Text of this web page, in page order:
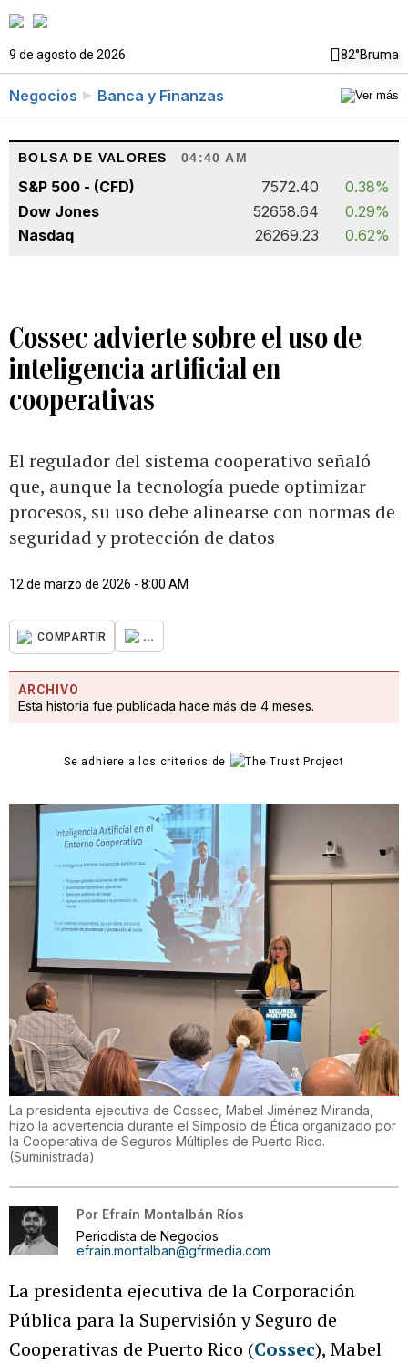
9 de agosto de 2026 82°Bruma
Negocios Banca y Finanzas
BOLSA DE VALORES 04:40 AM
S&P 500 - (CFD) 7572.40
0.38%
Dow Jones
52658.64
0.29%
Nasdaq
26269.23 0.62%
Cossec advierte sobre el uso de
inteligencia artificial en
cooperativas
El regulador del sistema cooperativo señaló
que, aunque la tecnología puede optimizar
procesos, su uso debe alinearse con normas de
seguridad y protección de datos
12 de marzo de 2026 - 8:00 AM
COMPARTIR ...
ARCHIVO
Esta historia fue publicada hace más de 4 meses.
Se adhiere a los criterios de
La presidenta ejecutiva de Cossec, Mabel Jiménez Miranda,
hizo la advertencia durante el Simposio de Ética organizado por
la Cooperativa de Seguros Múltiples de Puerto Rico.
(Suministrada)
Por Efraín Montalbán Ríos
Periodista de Negocios
efrain.montalban@gfrmedia.com
La presidenta ejecutiva de la Corporación
Pública para la Supervisión y Seguro de
Cooperativas de Puerto Rico (Cossec), Mabel